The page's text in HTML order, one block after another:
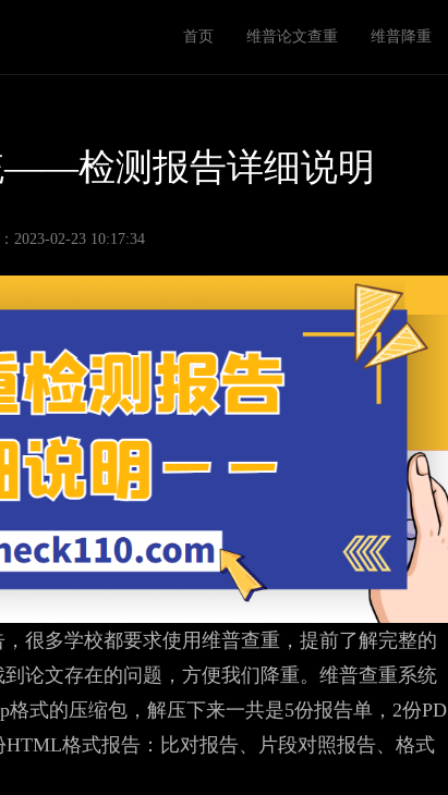
n
a
i
g
t
i
n
首页 维普论文查重 维普降重
——检测报告详细说明
2023-02-23 10:17:34
很多学校都要求使用维普查重，提前了解完整的
论文存在的问题，方便我们降重。维普查重系统
式的压缩包，解压下来一共是5份报告单，2份PD
格式报告：比对报告、片段对照报告、格式